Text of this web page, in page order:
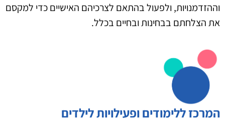
וההזדמנויות, ולפעול בהתאם לצרכיהם האישיים כדי למקסם
את הצלחתם בבחינות ובחיים בכלל.
המרכז ללימודים ופעילויות לילדים